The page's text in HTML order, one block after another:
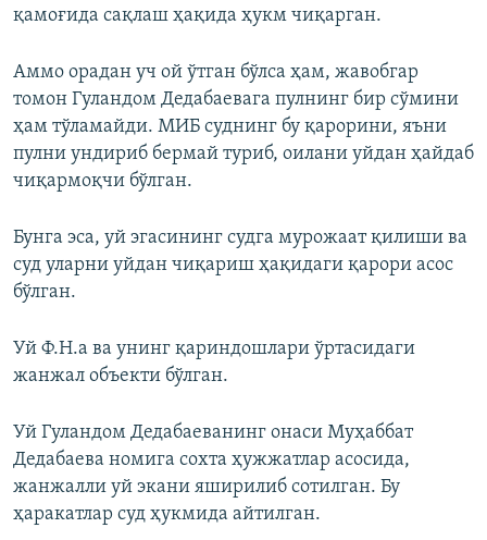
қамоғида сақлаш ҳақида ҳукм чиқарган.
Аммо орадан уч ой ўтган бўлса ҳам, жавобгар
томон Гуландом Дедабаевага пулнинг бир сўмини
ҳам тўламайди. МИБ суднинг бу қарорини, яъни
пулни ундириб бермай туриб, оилани уйдан ҳайдаб
чиқармоқчи бўлган.
Бунга эса, уй эгасининг судга мурожаат қилиши ва
суд уларни уйдан чиқариш ҳақидаги қарори асос
бўлган.
Уй Ф.Н.а ва унинг қариндошлари ўртасидаги
жанжал объекти бўлган.
Уй Гуландом Дедабаеванинг онаси Муҳаббат
Дедабаева номига сохта ҳужжатлар асосида,
жанжалли уй экани яширилиб сотилган. Бу
ҳаракатлар суд ҳукмида айтилган.